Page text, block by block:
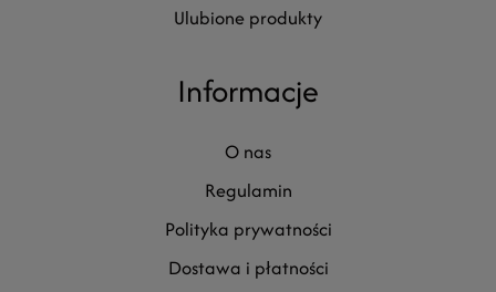
Informacje
o nas
regulamin
polityka prywatności
dostawa i płatności
ulubione produkty